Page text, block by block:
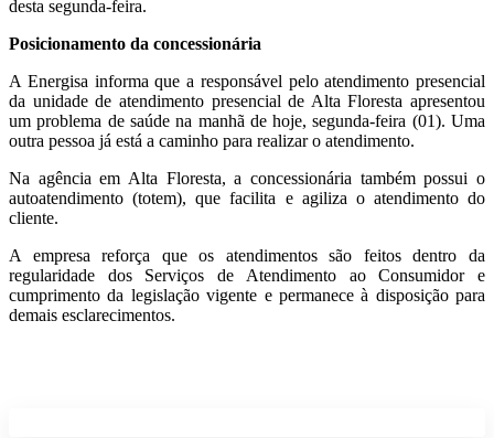
desta segunda-feira.
Posicionamento da concessionária
A Energisa informa que a responsável pelo atendimento presencial
da unidade de atendimento presencial de Alta Floresta apresentou
um problema de saúde na manhã de hoje, segunda-feira (01). Uma
outra pessoa já está a caminho para realizar o atendimento.
Na agência em Alta Floresta, a concessionária também possui o
autoatendimento (totem), que facilita e agiliza o atendimento do
cliente.
A empresa reforça que os atendimentos são feitos dentro da
regularidade dos Serviços de Atendimento ao Consumidor e
cumprimento da legislação vigente e permanece à disposição para
demais esclarecimentos.